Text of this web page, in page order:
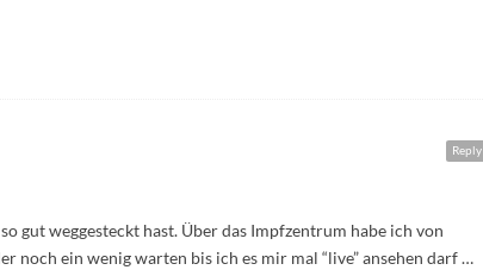
Reply
gut weggesteckt hast. Über das Impfzentrum habe ich von
noch ein wenig warten bis ich es mir mal “live” ansehen darf …